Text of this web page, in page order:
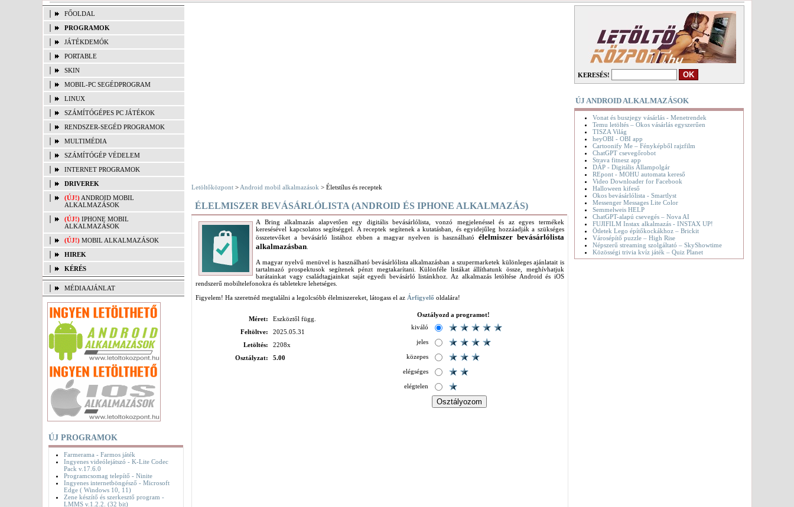
FŐOLDAL
PROGRAMOK
JÁTÉKDEMÓK
PORTABLE
SKIN
MOBIL-PC SEGÉDPROGRAM
LINUX
SZÁMÍTÓGÉPES PC JÁTÉKOK
RENDSZER-SEGÉD PROGRAMOK
MULTIMÉDIA
SZÁMÍTÓGÉP VÉDELEM
INTERNET PROGRAMOK
DRIVEREK
(ÚJ!) ANDROID MOBIL
ALKALMAZÁSOK
(ÚJ!) IPHONE MOBIL
ALKALMAZÁSOK
(ÚJ!) MOBIL ALKALMAZÁSOK
HIREK
KÉRÉS
MÉDIAAJÁNLAT
ÚJ PROGRAMOK
Farmerama - Farmos játék
Ingyenes videólejátszó - K-Lite Codec
Pack v.17.6.0
Programcsomag telepítő - Ninite
Ingyenes internetböngésző - Microsoft
Edge ( Windows 10, 11)
Zene készítő és szerkesztő program -
LMMS v.1.2.2. (32 bit)
Letöltőközpont > Android mobil alkalmazások > Életstílus és receptek
ÉLELMISZER BEVÁSÁRLÓLISTA (ANDROID ÉS IPHONE ALKALMAZÁS)
A Bring alkalmazás alapvetően egy digitális bevásárlólista, vonzó megjelenéssel és az egyes termékek
keresésével kapcsolatos segítséggel. A receptek segítenek a kutatásban, és egyidejűleg hozzáadják a szükséges
összetevőket a bevásárló listához ebben a magyar nyelven is használható élelmiszer bevásárlólista
alkalmazásban
A magyar nyelvű menüvel is használható bevásárlólista alkalmazásban a szupermarketek különleges ajánlatait is
tartalmazó prospektusok segítenek pénzt megtakarítani. Különféle listákat állíthatunk össze, meghívhatjuk
barátainkat vagy családtagjainkat saját egyedi bevásárló listánkhoz. Az alkalmazás letöltése Android és iOS
rendszerű mobiltelefonokra és tabletekre lehetséges.
Figyelem! Ha szeretnéd megtalálni a legolcsóbb élelmiszereket, látogass el az Árfigyelő oldalára!
Méret:
Eszköztől függ.
Feltöltve:
2025.05.31
Letöltés:
2208x
Osztályzat:
5.00
Osztályozd a programot!
kiváló
jeles
közepes
elégséges
elégtelen
KERESÉS!
ÚJ ANDROID ALKALMAZÁSOK
Vonat és buszjegy vásárlás - Menetrendek
Temu letöltés – Okos vásárlás egyszerűen
TISZA Világ
heyOBI - OBI app
Cartoonify Me – Fényképből rajzfilm
ChatGPT csevegőrobot
Strava fitnesz app
DÁP - Digitális Állampolgár
REpont - MOHU automata kereső
Video Downloader for Facebook
Halloween kifeső
Okos bevásárlólista - Smartlyst
Messenger Messages Lite Color
Semmelweis HELP
ChatGPT-alapú csevegés – Nova AI
FUJIFILM Instax alkalmazás - INSTAX UP!
Ötletek Lego építőkockákhoz – Brickit
Városépítő puzzle – High Rise
Népszerű streaming szolgáltató – SkyShowtime
Közösségi trivia kvíz játék – Quiz Planet